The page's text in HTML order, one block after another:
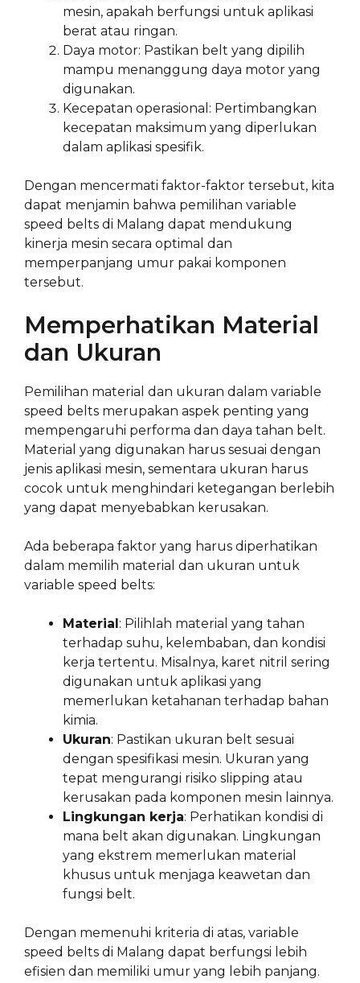
mesin, apakah berfungsi untuk aplikasi
berat atau ringan.
Daya motor: Pastikan belt yang dipilih
mampu menanggung daya motor yang
digunakan.
Kecepatan operasional: Pertimbangkan
kecepatan maksimum yang diperlukan
dalam aplikasi spesifik.
Dengan mencermati faktor-faktor tersebut, kita
dapat menjamin bahwa pemilihan variable
speed belts di Malang dapat mendukung
kinerja mesin secara optimal dan
memperpanjang umur pakai komponen
tersebut.
Memperhatikan Material
dan Ukuran
Pemilihan material dan ukuran dalam variable
speed belts merupakan aspek penting yang
mempengaruhi performa dan daya tahan belt.
Material yang digunakan harus sesuai dengan
jenis aplikasi mesin, sementara ukuran harus
cocok untuk menghindari ketegangan berlebih
yang dapat menyebabkan kerusakan.
Ada beberapa faktor yang harus diperhatikan
dalam memilih material dan ukuran untuk
variable speed belts:
Material: Pilihlah material yang tahan
terhadap suhu, kelembaban, dan kondisi
kerja tertentu. Misalnya, karet nitril sering
digunakan untuk aplikasi yang
memerlukan ketahanan terhadap bahan
kimia.
Ukuran: Pastikan ukuran belt sesuai
dengan spesifikasi mesin. Ukuran yang
tepat mengurangi risiko slipping atau
kerusakan pada komponen mesin lainnya.
Lingkungan kerja: Perhatikan kondisi di
mana belt akan digunakan. Lingkungan
yang ekstrem memerlukan material
khusus untuk menjaga keawetan dan
fungsi belt.
Dengan memenuhi kriteria di atas, variable
speed belts di Malang dapat berfungsi lebih
efisien dan memiliki umur yang lebih panjang.